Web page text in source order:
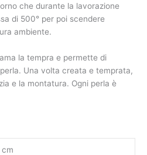
che durante la lavorazione
di 500° per poi scendere
ambiente.
la tempra e permette di
Una volta creata e temprata,
e la montatura. Ogni perla è
cm